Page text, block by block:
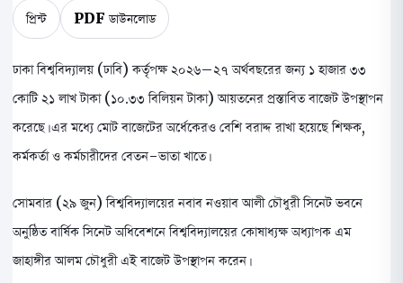
প্রিন্ট PDF ডাউনলোড
ঢাকা বিশ্ববিদ্যালয় (ঢাবি) কর্তৃপক্ষ ২০২৬–২৭ অর্থবছরের জন্য ১ হাজার ৩৩
কোটি ২১ লাখ টাকা (১০.৩৩ বিলিয়ন টাকা) আয়তনের প্রস্তাবিত বাজেট উপস্থাপন
করেছে। এর মধ্যে মোট বাজেটের অর্ধেকেরও বেশি বরাদ্দ রাখা হয়েছে শিক্ষক,
কর্মকর্তা ও কর্মচারীদের বেতন-ভাতা খাতে।
সোমবার (২৯ জুন) বিশ্ববিদ্যালয়ের নবাব নওয়াব আলী চৌধুরী সিনেট ভবনে
অনুষ্ঠিত বার্ষিক সিনেট অধিবেশনে বিশ্ববিদ্যালয়ের কোষাধ্যক্ষ অধ্যাপক এম
জাহাঙ্গীর আলম চৌধুরী এই বাজেট উপস্থাপন করেন।